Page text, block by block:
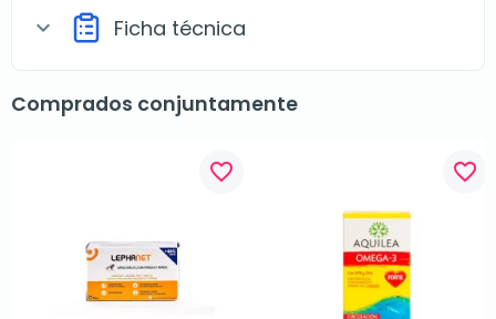
expand_more Ficha técnica
Comprados conjuntamente
favorite_border favorite_border